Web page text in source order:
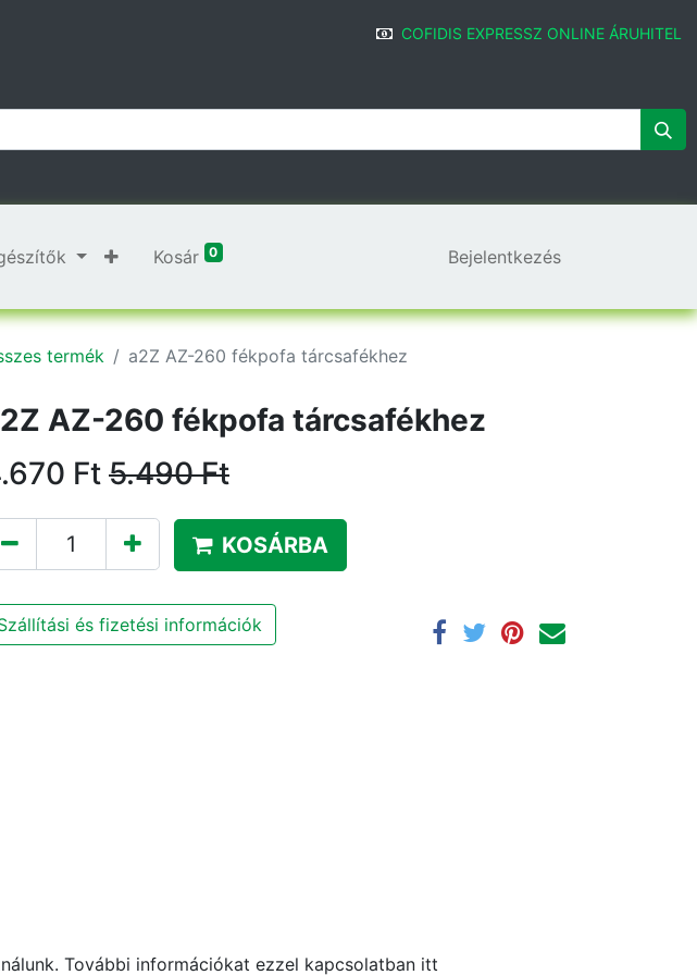
COFIDIS EXPRESSZ ONLINE ÁRUHITEL
Kosár 0 Bejelentkezés
termék a2Z AZ-260 fékpofa tárcsafékhez
AZ-260 fékpofa tárcsafékhez
Ft 5.490Ft
KOSÁRBA
és fizetési információk
További információkat ezzel kapcsolatban itt